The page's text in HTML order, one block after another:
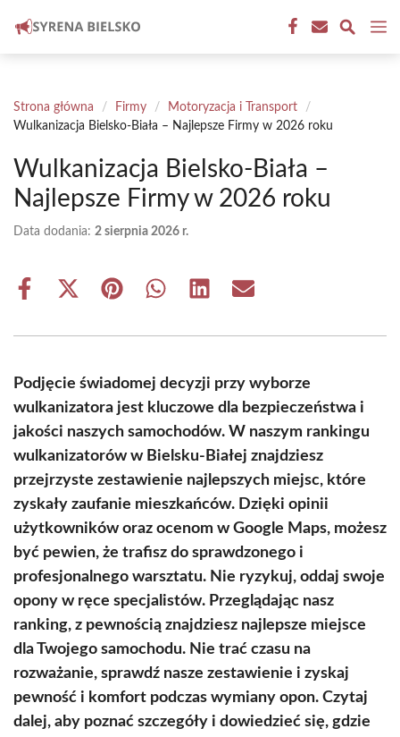
treści
Strona główna / Firmy / Motoryzacja i Transport
/
Wulkanizacja Bielsko-Biała – Najlepsze Firmy w 2026 roku
Wulkanizacja Bielsko-Biała –
Najlepsze Firmy w 2026 roku
Data dodania: 2 sierpnia 2026 r.
Share
Share
(Twitter)
Share Share Share Share
Podjęcie świadomej decyzji przy wyborze
wulkanizatora jest kluczowe dla bezpieczeństwa i
jakości naszych samochodów. W naszym rankingu
wulkanizatorów w Bielsku-Białej znajdziesz
przejrzyste zestawienie najlepszych miejsc, które
zyskały zaufanie mieszkańców. Dzięki opinii
użytkowników oraz ocenom w Google Maps, możesz
być pewien, że trafisz do sprawdzonego i
profesjonalnego warsztatu. Nie ryzykuj, oddaj swoje
opony w ręce specjalistów. Przeglądając nasz
ranking, z pewnością znajdziesz najlepsze miejsce
dla Twojego samochodu. Nie trać czasu na
rozważanie, sprawdź nasze zestawienie i zyskaj
pewność i komfort podczas wymiany opon. Czytaj
dalej, aby poznać szczegóły i dowiedzieć się, gdzie